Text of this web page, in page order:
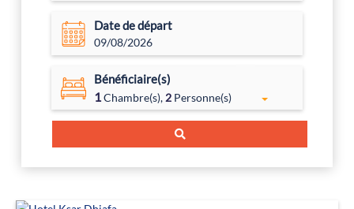
Date de départ
09/08/2026
Bénéficiaire(s)
1Chambre(s), 2 Personne(s)